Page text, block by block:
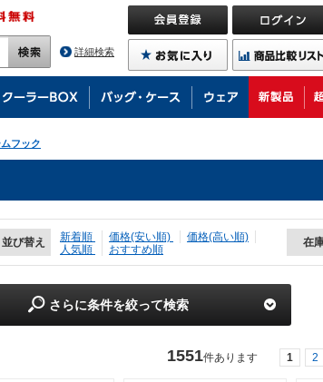
詳細検索
フック
並び替え 新着順 価格(安い順)
価格(高い順)
人気順
おすすめ順
在
さらに条件を絞って検索
1551件あります 1 2